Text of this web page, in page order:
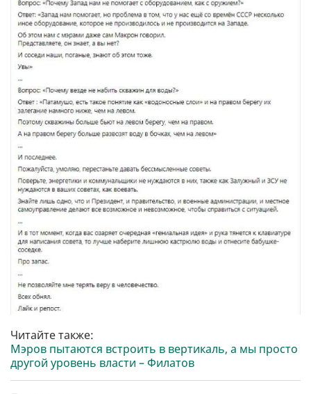
Читайте также:
Мэров пытаются встроить в вертикаль, а мы просто
другой уровень власти – Филатов